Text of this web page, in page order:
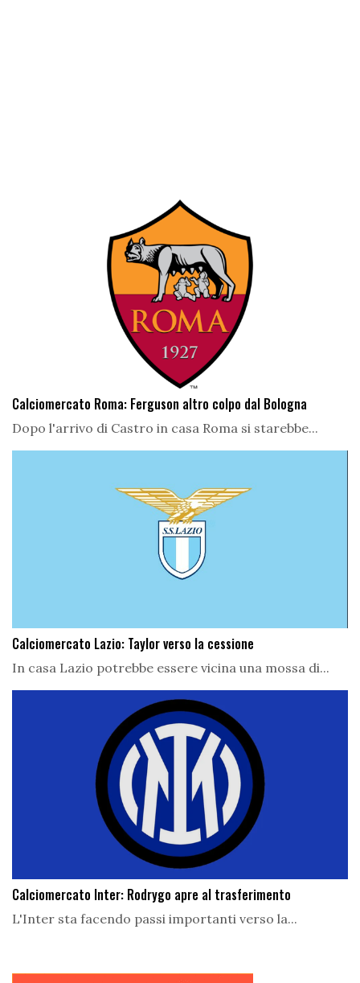
Calciomercato Roma: Ferguson altro colpo dal Bologna
Dopo l'arrivo di Castro in casa Roma si starebbe...
Calciomercato Lazio: Taylor verso la cessione
In casa Lazio potrebbe essere vicina una mossa di...
Calciomercato Inter: Rodrygo apre al trasferimento
L'Inter sta facendo passi importanti verso la...